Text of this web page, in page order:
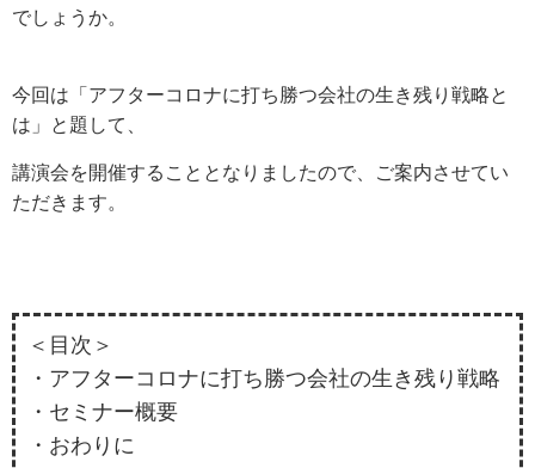
でしょうか。
今回は「アフターコロナに打ち勝つ会社の生き残り戦略と
は」と題して、
講演会を開催することとなりましたので、ご案内させてい
ただきます。
＜目次＞
・アフターコロナに打ち勝つ会社の生き残り戦略
・セミナー概要
・おわりに